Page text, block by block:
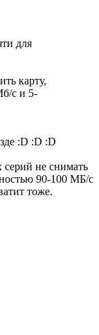
для
карту,
с и 5-
:D :D :D
не снимать
90-100 МБ/с
тоже.